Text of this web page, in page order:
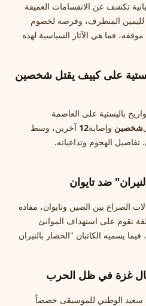
تكشف عن الانقسامات العميقة
لليمين المتطرف، وفرصة لخصوم
فما هي الآثار السياسية لهذه
على كييف يقتل شخصين
باليستية على العاصمة
شخصين وإصابة12 آخرين، وسط
الهجوم وتداعياته.
ضد تايوان
الصراع بين الصين وتايوان، مفاده
تقوم على استهداف الموانئ
يسميه الكاتبان "الحصار بالنيران
غزة في ظل الحرب
سعيد الوطني للموسيقى حصصاً